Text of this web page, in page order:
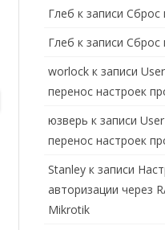
Глеб к записиСброс
Глеб к записиСброс
worlock к записи
перенос настроек
юзверь к записи
перенос настроек
Stanley к записи
авторизации через
Mikrotik